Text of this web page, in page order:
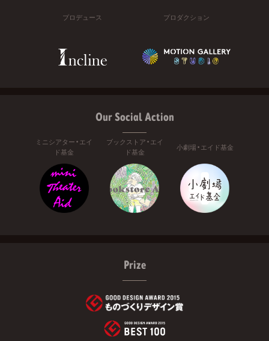
プロデュース プロダクション
Our Social Action
ミニシアター・エイ
ド基金
ブックストア・エイ
ド基金
小劇場・エイド基金
Prize